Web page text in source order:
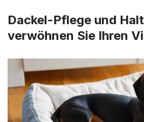
Dackel-Pflege und
verwöhnen Sie Ihren